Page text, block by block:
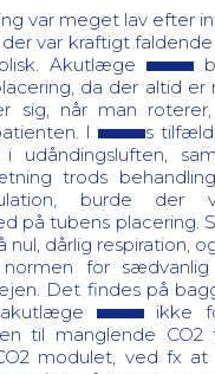
var meget lav efter
var kraftigt
Akutlæge
da der altid er
sig, når man
I
s
udåndingsluften,
trods
burde der
på tubens placering.
nul, dårlig respiration,
normen for
Det findes på
ikke
til manglende CO2
modulet, ved fx at